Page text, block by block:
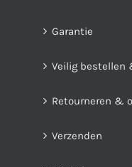
Garantie
Veilig bestellen
Retourneren &
Verzenden